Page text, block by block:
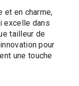
et en charme,
excelle dans
tailleur de
pour
une touche